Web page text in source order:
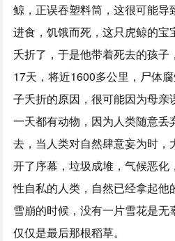
鲸，正误吞塑料筒，这很可能
进食，饥饿而死，这只虎鲸的
夭折了，于是他带着死去的孩子
17天，将近1600多公里，尸体
子夭折的原因，很可能因为母
一天都有动物，因为人类随意
去，当人类对自然肆意妄为时，
开了序幕，垃圾成堆，气候恶
性自私的人类，自然已经拿起他
雪崩的时候，没有一片雪花是无
仅仅是最后那根稻草。